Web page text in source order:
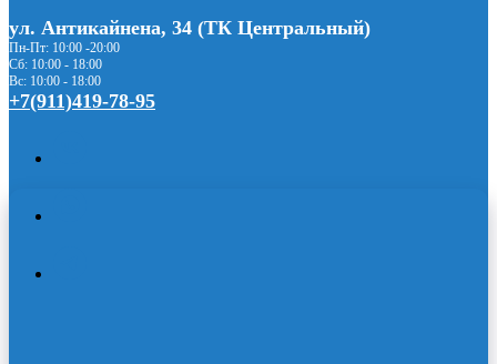
ул. Антикайнена, 34 (ТК Центральный)
Пн-Пт: 10:00 -20:00
Сб: 10:00 - 18:00
Вс: 10:00 - 18:00
+7(911)419-78-95